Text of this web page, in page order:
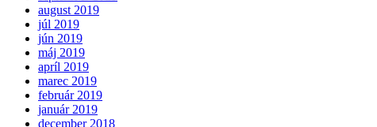
august 2019
júl 2019
jún 2019
máj 2019
apríl 2019
marec 2019
február 2019
január 2019
december 2018